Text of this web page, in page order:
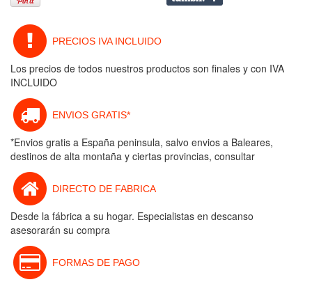
PRECIOS IVA INCLUIDO
Los precios de todos nuestros productos son finales y con IVA
INCLUIDO
ENVIOS GRATIS*
*Envios gratis a España peninsula, salvo envios a Baleares,
destinos de alta montaña y ciertas provincias, consultar
DIRECTO DE FABRICA
Desde la fábrica a su hogar. Especialistas en descanso
asesorarán su compra
FORMAS DE PAGO